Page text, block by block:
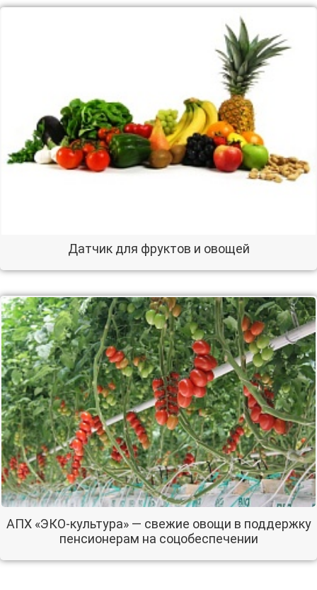
Датчик для фруктов и овощей
АПХ «ЭКО-культура» — свежие овощи в поддержку
пенсионерам на соцобеспечении